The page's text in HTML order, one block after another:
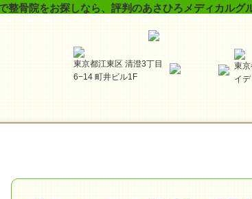
整骨院をお探しなら、評判のあさひろメディカルグ
東京都江東区 清澄3丁目
6−14 町井ビル1F
東
イ